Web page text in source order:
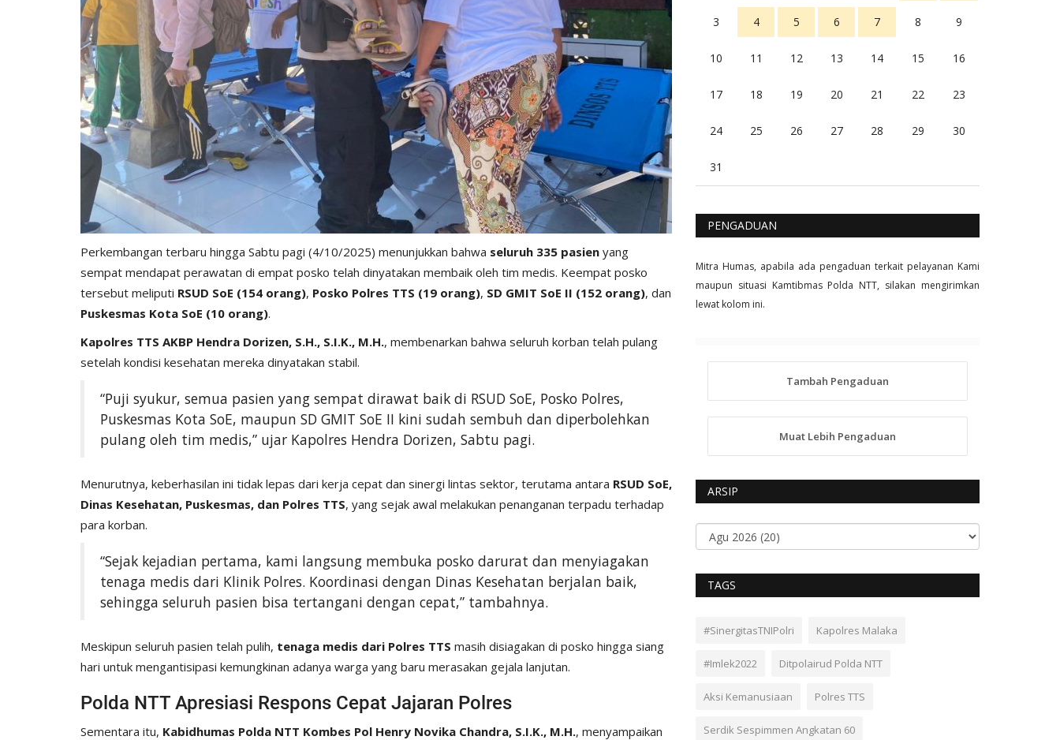
Perkembangan terbaru hingga Sabtu pagi (4/10/2025) menunjukkan bahwa seluruh 335 pasien yang
sempat mendapat perawatan di empat posko telah dinyatakan membaik oleh tim medis. Keempat posko
tersebut meliputi RSUD SoE (154 orang), Posko Polres TTS (19 orang), SD GMIT SoE II (152 orang), dan
Puskesmas Kota SoE (10 orang).
Kapolres TTS AKBP Hendra Dorizen, S.H., S.I.K., M.H., membenarkan bahwa seluruh korban telah pulang
setelah kondisi kesehatan mereka dinyatakan stabil.
“Puji syukur, semua pasien yang sempat dirawat baik di RSUD SoE, Posko Polres,
Puskesmas Kota SoE, maupun SD GMIT SoE II kini sudah sembuh dan diperbolehkan
pulang oleh tim medis,” ujar Kapolres Hendra Dorizen, Sabtu pagi.
Menurutnya, keberhasilan ini tidak lepas dari kerja cepat dan sinergi lintas sektor, terutama antara RSUD SoE,
Dinas Kesehatan, Puskesmas, dan Polres TTS, yang sejak awal melakukan penanganan terpadu terhadap
para korban.
“Sejak kejadian pertama, kami langsung membuka posko darurat dan menyiagakan
tenaga medis dari Klinik Polres. Koordinasi dengan Dinas Kesehatan berjalan baik,
sehingga seluruh pasien bisa tertangani dengan cepat,” tambahnya.
Meskipun seluruh pasien telah pulih, tenaga medis dari Polres TTS masih disiagakan di posko hingga siang
hari untuk mengantisipasi kemungkinan adanya warga yang baru merasakan gejala lanjutan.
Polda NTT Apresiasi Respons Cepat Jajaran Polres
Sementara itu, Kabidhumas Polda NTT Kombes Pol Henry Novika Chandra, S.I.K., M.H., menyampaikan
3 4 5 6 7 8 9
10 11 12 13 14 15 16
17 18 19 20 21 22 23
24 25 26 27 28 29 30
31
PENGADUAN
Mitra Humas, apabila ada pengaduan terkait pelayanan Kami
maupun situasi Kamtibmas Polda NTT, silakan mengirimkan
lewat kolom ini.
Tambah Pengaduan
Muat Lebih Pengaduan
ARSIP
TAGS
#SinergitasTNIPolri Kapolres Malaka
#Imlek2022 Ditpolairud Polda NTT
Aksi Kemanusiaan Polres TTS
Serdik Sespimmen Angkatan 60